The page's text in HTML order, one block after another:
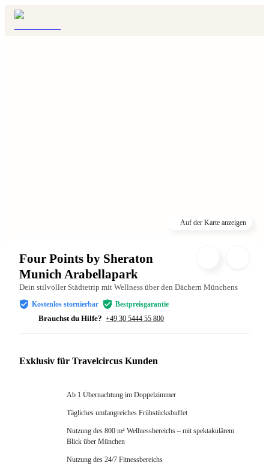
Auf der Karte anzeigen
Four Points by Sheraton
Munich Arabellapark
Dein stilvoller Städtetrip mit Wellness über den Dächern Münchens
Kostenlos stornierbar Bestpreisgarantie
Brauchst du Hilfe? +49 30 5444 55 800
Exklusiv für Travelcircus Kunden
Ab 1 Übernachtung im Doppelzimmer
Tägliches umfangreiches Frühstücksbuffet
Nutzung des 800 m² Wellnessbereichs – mit spektakulärem
Blick über München
Nutzung des 24/7 Fitnessbereichs